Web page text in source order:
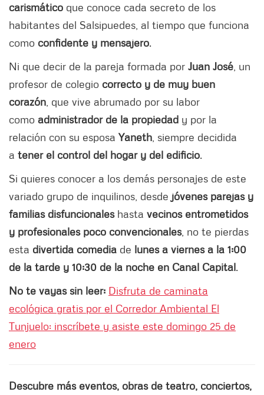
carismático que conoce cada secreto de los
habitantes del Salsipuedes, al tiempo que funciona
como confidente y mensajero.
Ni que decir de la pareja formada por Juan José , un
profesor de colegio correcto y de muy buen
corazón , que vive abrumado por su labor
como administrador de la propiedad y por la
relación con su esposa Yaneth , siempre decidida
a tener el control del hogar y del edificio.
Si quieres conocer a los demás personajes de este
variado grupo de inquilinos, desde jóvenes parejas y
familias disfuncionaleshasta vecinos entrometidos
y profesionales poco convencionales, no te pierdas
esta divertida comedia de lunes a viernes a la 1:00
de la tarde y 10:30 de la noche en Canal Capital.
No te vayas sin leer: Disfruta de caminata
ecológica gratis por el Corredor Ambiental El
Tunjuelo: inscríbete y asiste este domingo 25 de
enero
Descubre más eventos, obras de teatro, conciertos,